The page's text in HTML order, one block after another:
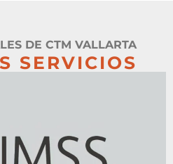
DE CTM VALLARTA
SERVICIOS